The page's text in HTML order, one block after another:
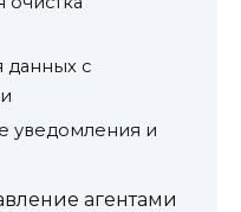
данных с
уведомления и
агентами